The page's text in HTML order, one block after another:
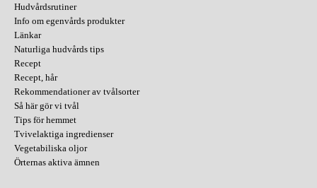
Hudvårdsrutiner
Info om egenvårds produkter
Länkar
Naturliga hudvårds tips
Recept
Recept, hår
Rekommendationer av tvålsorter
Så här gör vi tvål
Tips för hemmet
Tvivelaktiga ingredienser
Vegetabiliska oljor
Örternas aktiva ämnen